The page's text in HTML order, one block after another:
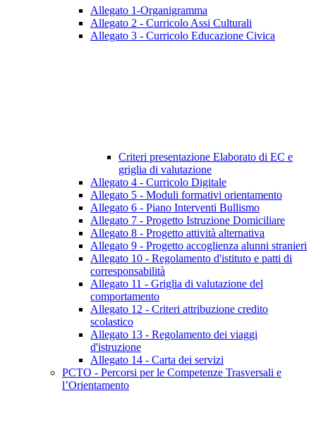
Allegato 1-Organigramma
Allegato 2 - Curricolo Assi Culturali
Allegato 3 - Curricolo Educazione Civica
Criteri presentazione Elaborato di EC e
griglia di valutazione
Allegato 4 - Curricolo Digitale
Allegato 5 - Moduli formativi orientamento
Allegato 6 - Piano Interventi Bullismo
Allegato 7 - Progetto Istruzione Domiciliare
Allegato 8 - Progetto attività alternativa
Allegato 9 - Progetto accoglienza alunni stranieri
Allegato 10 - Regolamento d'istituto e patti di
corresponsabilità
Allegato 11 - Griglia di valutazione del
comportamento
Allegato 12 - Criteri attribuzione credito
scolastico
Allegato 13 - Regolamento dei viaggi
d'istruzione
Allegato 14 - Carta dei servizi
PCTO - Percorsi per le Competenze Trasversali e
l’Orientamento